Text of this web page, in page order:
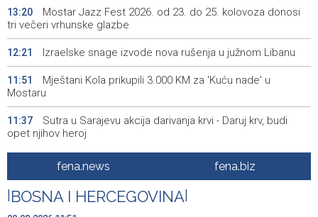
13:20
Mostar Jazz Fest 2026. od 23. do 25. kolovoza donosi
tri večeri vrhunske glazbe
12:21 Izraelske snage izvode nova rušenja u južnom Libanu
11:51
Mještani Kola prikupili 3.000 KM za 'Kuću nade' u
Mostaru
11:37
Sutra u Sarajevu akcija darivanja krvi - Daruj krv, budi
opet njihov heroj
BiH među zapaženijim učesnicima CIGRE u Parizu - AI i
energetska tranzicija u fokusu
10:28
Pezer već sutra nastupa u kvalifikacijama, vjeruje da će i
fena.news fena.biz
BOSNA I HERCEGOVINA